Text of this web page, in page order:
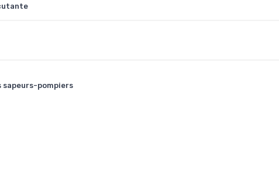
sapeurs-pompiers